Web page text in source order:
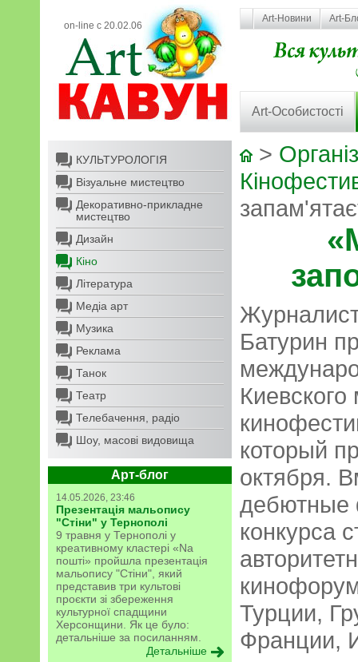
on-line с 20.02.06
Art-Новини Art-
Art-Особистості
КУЛЬТУРОЛОГІЯ
Візуальне мистецтво
Декоративно-прикладне
мистецтво
Дизайн
Кіно
Література
Медіа арт
Музика
Реклама
Танок
Театр
Телебачення, радіо
Шоу, масові видовища
Арт-блог
14.05.2026, 23:46
Презентація мальопису
"Стіни" у Тернополі
9 травня у Тернополі у
креативному кластері «Na
пошті» пройшла презентація
мальопису "Стіни", який
представив три культові
проєкти зі збереження
культурної спадщини
Херсонщини. Як це було:
детальніше за посиланням.
Детальніше
>
Батурин
который
октября.
дебютные
конкурса
Турции,
Франции,